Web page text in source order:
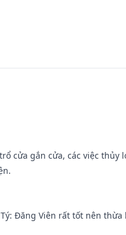
cửa gắn cửa, các việc thủy
Đăng Viên rất tốt nên